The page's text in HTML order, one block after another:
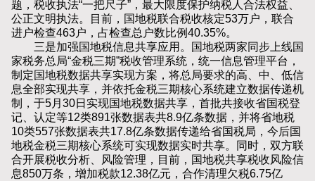
题，税收执法“一把尺子”，最大限度保护纳税人合法权益、
公正文明执法。目前，国地税联合税收核定53万户，联合
进户检查463户，占检查总户数比例40.35%。
三是加强国地税信息共享应用。国地税两家同步上线国
家税务总局“金税三期”税收管理系统，统一信息管理平台，
制定国地税数据共享实现方案，将总局要求的高、中、低信
息全部实现共享，并依托金税三期核心系统建立数据传递机
制，于5月30日实现国地税数据共享，首批共接收省国税登
记、认定等12类891张数据表共8.9亿条数据，并将省地税
10类557张数据表共17.8亿条数据传递给省国税局，今后国
地税金税三期核心系统可实现数据实时共享。同时，双方联
合开展税收分析、风险管理，目前，国地税共享税收风险信
息850万条，增加税款12.38亿元，合作清理欠税6.75亿